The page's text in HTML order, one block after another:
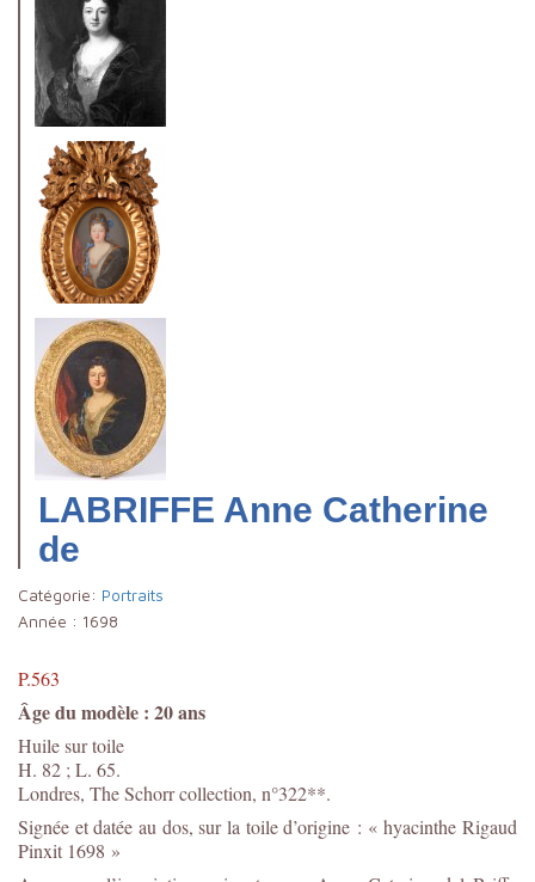
LABRIFFE Anne Catherine
de
Catégorie: Portraits
Année : 1698
P.563
Âge du modèle : 20 ans
Huile sur toile
H. 82 ; L. 65.
Londres, The Schorr collection, n°322**.
Signée et datée au dos, sur la toile d’origine : « hyacinthe Rigaud
Pinxit 1698 »